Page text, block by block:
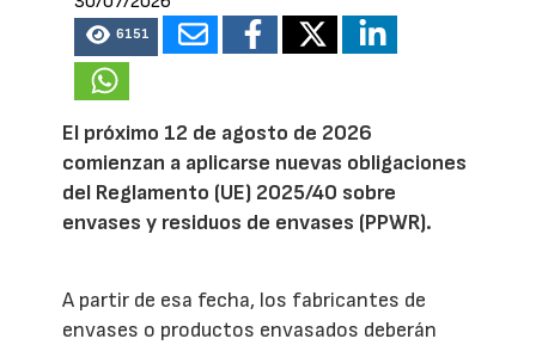
6151
El próximo 12 de agosto de 2026
comienzan a aplicarse nuevas obligaciones
del Reglamento (UE) 2025/40 sobre
envases y residuos de envases (PPWR).
A partir de esa fecha, los fabricantes de
envases o productos envasados deberán